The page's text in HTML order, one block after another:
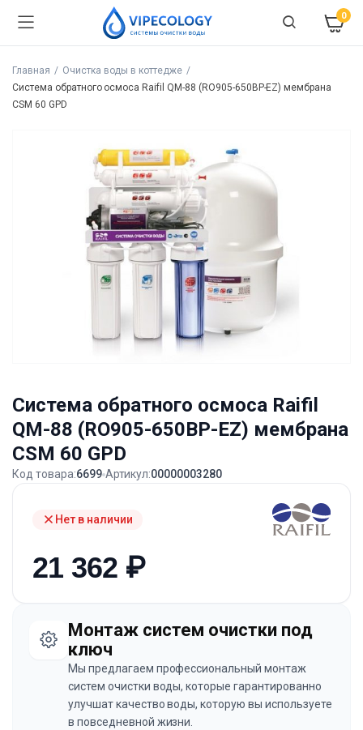
0
Главная
Очистка воды в коттедже
Система обратного осмоса Raifil QM-88 (RO905-650BP-EZ) мембрана
CSM 60 GPD
Система обратного осмоса Raifil
QM-88 (RO905-650BP-EZ) мембрана
CSM 60 GPD
Код товара:6699 Артикул:00000003280
Нет в наличии
21 362 ₽
Монтаж систем очистки под
ключ
Мы предлагаем профессиональный монтаж
систем очистки воды, которые гарантированно
улучшат качество воды, которую вы используете
в повседневной жизни.